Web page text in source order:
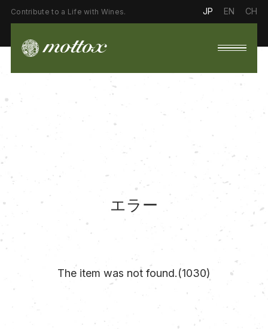
Contribute to a Life with Wines. JP EN CH
エラー
The item was not found.(1030)